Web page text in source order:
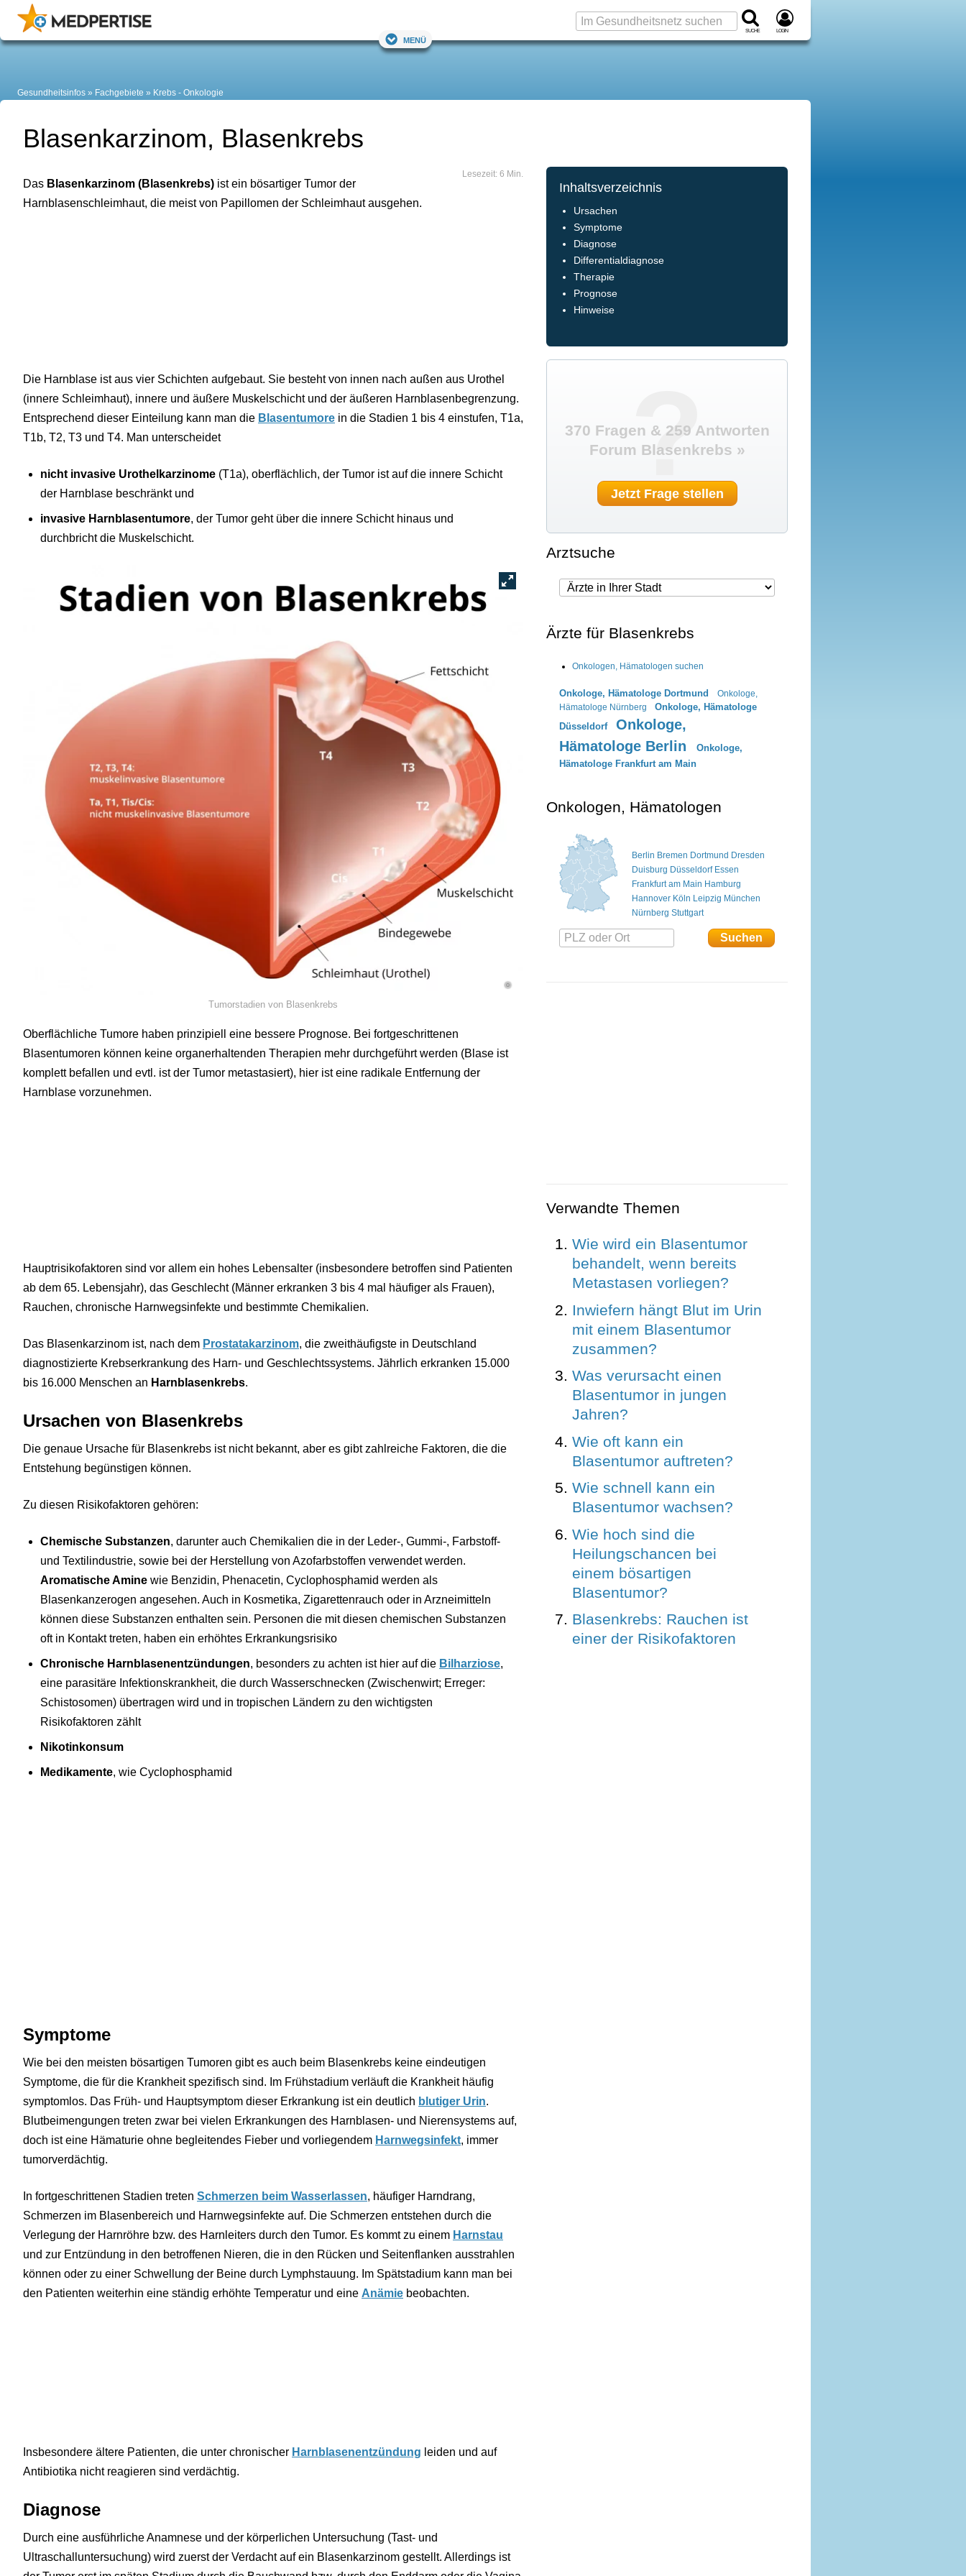
Suche Login
Menü
Gesundheitsinfos Fachgebiete Krebs - Onkologie
Blasenkarzinom, Blasenkrebs
Lesezeit: 6 Min.
Das Blasenkarzinom (Blasenkrebs) ist ein bösartiger Tumor der
Harnblasenschleimhaut, die meist von Papillomen der Schleimhaut ausgehen.
Die Harnblase ist aus vier Schichten aufgebaut. Sie besteht von innen nach außen aus Urothel
(innere Schleimhaut), innere und äußere Muskelschicht und der äußeren Harnblasenbegrenzung.
Entsprechend dieser Einteilung kann man die Blasentumore in die Stadien 1 bis 4 einstufen, T1a,
T1b, T2, T3 und T4. Man unterscheidet
nicht invasive Urothelkarzinome (T1a), oberflächlich, der Tumor ist auf die innere Schicht
der Harnblase beschränkt und
invasive Harnblasentumore, der Tumor geht über die innere Schicht hinaus und
durchbricht die Muskelschicht.
©
Tumorstadien von Blasenkrebs
Oberflächliche Tumore haben prinzipiell eine bessere Prognose. Bei fortgeschrittenen
Blasentumoren können keine organerhaltenden Therapien mehr durchgeführt werden (Blase ist
komplett befallen und evtl. ist der Tumor metastasiert), hier ist eine radikale Entfernung der
Harnblase vorzunehmen.
Hauptrisikofaktoren sind vor allem ein hohes Lebensalter (insbesondere betroffen sind Patienten
ab dem 65. Lebensjahr), das Geschlecht (Männer erkranken 3 bis 4 mal häufiger als Frauen),
Rauchen, chronische Harnwegsinfekte und bestimmte Chemikalien.
Das Blasenkarzinom ist, nach dem Prostatakarzinom, die zweithäufigste in Deutschland
diagnostizierte Krebserkrankung des Harn- und Geschlechtssystems. Jährlich erkranken 15.000
bis 16.000 Menschen an Harnblasenkrebs.
Ursachen von Blasenkrebs
Die genaue Ursache für Blasenkrebs ist nicht bekannt, aber es gibt zahlreiche Faktoren, die die
Entstehung begünstigen können.
Zu diesen Risikofaktoren gehören:
Chemische Substanzen, darunter auch Chemikalien die in der Leder-, Gummi-, Farbstoff-
und Textilindustrie, sowie bei der Herstellung von Azofarbstoffen verwendet werden.
Aromatische Amine wie Benzidin, Phenacetin, Cyclophosphamid werden als
Blasenkanzerogen angesehen. Auch in Kosmetika, Zigarettenrauch oder in Arzneimitteln
können diese Substanzen enthalten sein. Personen die mit diesen chemischen Substanzen
oft in Kontakt treten, haben ein erhöhtes Erkrankungsrisiko
Chronische Harnblasenentzündungen, besonders zu achten ist hier auf die Bilharziose,
eine parasitäre Infektionskrankheit, die durch Wasserschnecken (Zwischenwirt; Erreger:
Schistosomen) übertragen wird und in tropischen Ländern zu den wichtigsten
Risikofaktoren zählt
Nikotinkonsum
Medikamente, wie Cyclophosphamid
Symptome
Wie bei den meisten bösartigen Tumoren gibt es auch beim Blasenkrebs keine eindeutigen
Symptome, die für die Krankheit spezifisch sind. Im Frühstadium verläuft die Krankheit häufig
symptomlos. Das Früh- und Hauptsymptom dieser Erkrankung ist ein deutlich blutiger Urin.
Blutbeimengungen treten zwar bei vielen Erkrankungen des Harnblasen- und Nierensystems auf,
doch ist eine Hämaturie ohne begleitendes Fieber und vorliegendem Harnwegsinfekt, immer
tumorverdächtig.
In fortgeschrittenen Stadien treten Schmerzen beim Wasserlassen, häufiger Harndrang,
Schmerzen im Blasenbereich und Harnwegsinfekte auf. Die Schmerzen entstehen durch die
Verlegung der Harnröhre bzw. des Harnleiters durch den Tumor. Es kommt zu einem Harnstau
und zur Entzündung in den betroffenen Nieren, die in den Rücken und Seitenflanken ausstrahlen
können oder zu einer Schwellung der Beine durch Lymphstauung. Im Spätstadium kann man bei
den Patienten weiterhin eine ständig erhöhte Temperatur und eine Anämie beobachten.
Insbesondere ältere Patienten, die unter chronischer Harnblasenentzündung leiden und auf
Antibiotika nicht reagieren sind verdächtig.
Diagnose
Durch eine ausführliche Anamnese und der körperlichen Untersuchung (Tast- und
Ultraschalluntersuchung) wird zuerst der Verdacht auf ein Blasenkarzinom gestellt. Allerdings ist
Inhaltsverzeichnis
Ursachen
Symptome
Diagnose
Differentialdiagnose
Therapie
Prognose
Hinweise
?
370 Fragen & 259 Antworten
Forum Blasenkrebs »
Jetzt Frage stellen
Arztsuche
Ärzte für Blasenkrebs
Onkologen, Hämatologen suchen
Onkologe, Hämatologe Dortmund
Onkologe,
Hämatologe Nürnberg
Onkologe, Hämatologe
Düsseldorf
Onkologe,
Hämatologe Berlin
Onkologe,
Hämatologe Frankfurt am Main
Onkologen, Hämatologen
Berlin Bremen Dortmund Dresden
Duisburg Düsseldorf Essen
Frankfurt am Main Hamburg
Hannover Köln Leipzig München
Nürnberg Stuttgart
Verwandte Themen
Wie wird ein Blasentumor
behandelt, wenn bereits
Metastasen vorliegen?
Inwiefern hängt Blut im Urin
mit einem Blasentumor
zusammen?
Was verursacht einen
Blasentumor in jungen
Jahren?
Wie oft kann ein
Blasentumor auftreten?
Wie schnell kann ein
Blasentumor wachsen?
Wie hoch sind die
Heilungschancen bei
einem bösartigen
Blasentumor?
Blasenkrebs: Rauchen ist
einer der Risikofaktoren